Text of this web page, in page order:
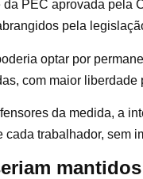
da PEC aprovada pela
pela
optar por
com maior
da medida, a
cada trabalhador, sem
mantidos